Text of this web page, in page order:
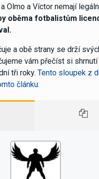
Olmo a Víctor nemají
oběma fotbalistům
a obě strany se drží
vám přečíst si shrnutí
tři roky. Tento sloupek z
článku.